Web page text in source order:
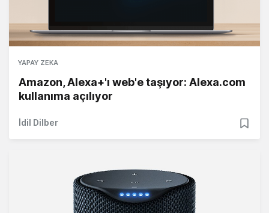
YAPAY ZEKA
Amazon, Alexa+'ı web'e taşıyor: Alexa.com
kullanıma açılıyor
İdil Dilber